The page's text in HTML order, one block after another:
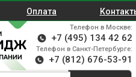
Оплата
Телефон в Москве:
+7 (495) 134 42 62
Телефон в Санкт-Петербурге:
+7 (812) 676-53-91